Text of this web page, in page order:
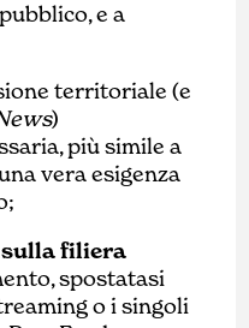
e a
territoriale (e
)
più simile a
vera esigenza
filiera
spostatasi
o i singoli